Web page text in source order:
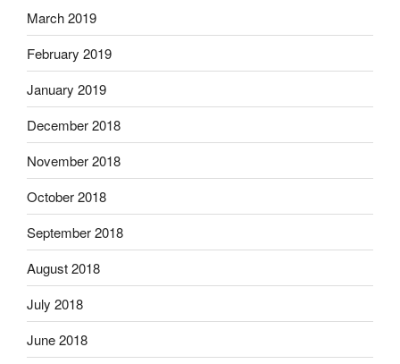
March 2019
February 2019
January 2019
December 2018
November 2018
October 2018
September 2018
August 2018
July 2018
June 2018